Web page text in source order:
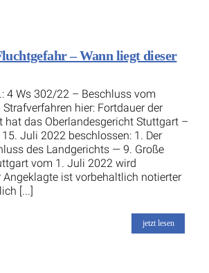
– Wann liegt dieser
4 Ws 302/22 – Beschluss vom
hier: Fortdauer der
hat das Oberlandesgericht Stuttgart –
Juli 2022 beschlossen: 1. Der
des Landgerichts — 9. Große
vom 1. Juli 2022 wird
Angeklagte ist vorbehaltlich notierter
[...]
jetzt lesen